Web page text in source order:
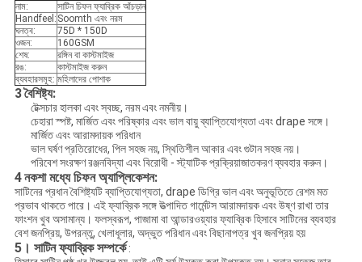
নাম:
সাটিন চিফন ফ্যাব্রিক আঁচড়ান
Handfeel: Soomth এবং নরম
ঘনত্ব:
75D * 150D
ওজন:
160GSM
শেষ:
রঙ্গিন বা কাস্টমাইজ
রঙ:
কাস্টমাইজ করুন
ব্যবহারসমূহ: মহিলাদের পোশাক
3বৈশিষ্ট্য:
টেক্সচার হালকা এবং স্বচ্ছ, নরম এবং নমনীয়।
চেহারা স্পষ্ট, মার্জিত এবং পরিষ্কার এবং ভাল বায়ু ব্যাপ্তিযোগ্যতা এবং drape সঙ্গে।
মার্জিত এবং আরামদায়ক পরিধান
ভাল ঘর্ষণ প্রতিরোধের, পিল সহজ নয়, স্থিতিশীল আকার এবং গুটান সহজ নয়।
পরিবেশ সংরক্ষণ রঞ্জনবিদ্যা এবং বিরোধী - স্ট্যাটিক প্রক্রিয়াজাতকরণ ব্যবহার করুন।
4নকশা মধ্যে চিফন অ্যাপ্লিকেশন:
সাটিনের প্রধান বৈশিষ্ট্যটি ব্যাপ্তিযোগ্যতা, drape ডিগ্রি ভাল এবং অনুভূতিতে রেশম মত
প্রভাব থাকতে পারে। এই ফ্যাব্রিক সঙ্গে উত্পাদিত গার্মেন্টস আরামদায়ক এবং উষ্ণ রাখা তার
ফাংশন খুব অসামান্য। ফলস্বরূপ, পাজামা বা আন্ডারওয়্যার ফ্যাব্রিক হিসাবে সাটিনের ব্যবহার
বেশ জনপ্রিয়, উপরন্তু, খেলাধূলার, অদ্ভুত পরিধান এবং বিছানাপত্র খুব জনপ্রিয় হয়
5। সাটিন ফ্যাব্রিক সম্পর্কে: